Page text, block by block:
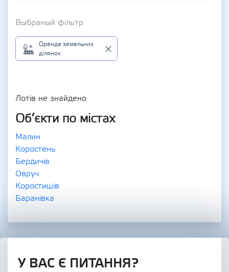
Выбраный фільтр
Оренда земельних
ділянок
Лотів не знайдено
Об’єкти по містах
Малин
Коростень
Бердичів
Овруч
Коростишів
Баранівка
У ВАС Є ПИТАННЯ?